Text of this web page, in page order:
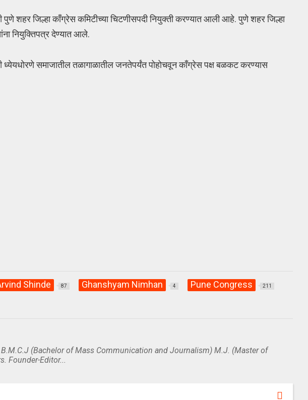
जिल्हा काँग्रेस कमिटीच्या चिटणीसपदी नियुक्ती करण्यात आली आहे. पुणे शहर जिल्हा
नियुक्तिपत्र देण्यात आले.
ध्येयधोरणे समाजातील तळागाळातील जनतेपर्यंत पोहोचवून काँग्रेस पक्ष बळकट करण्यास
Shinde 87 Ghanshyam Nimhan 4 Pune Congress 211
(Bachelor of Mass Communication and Journalism) M.J. (Master of
Founder-Editor...